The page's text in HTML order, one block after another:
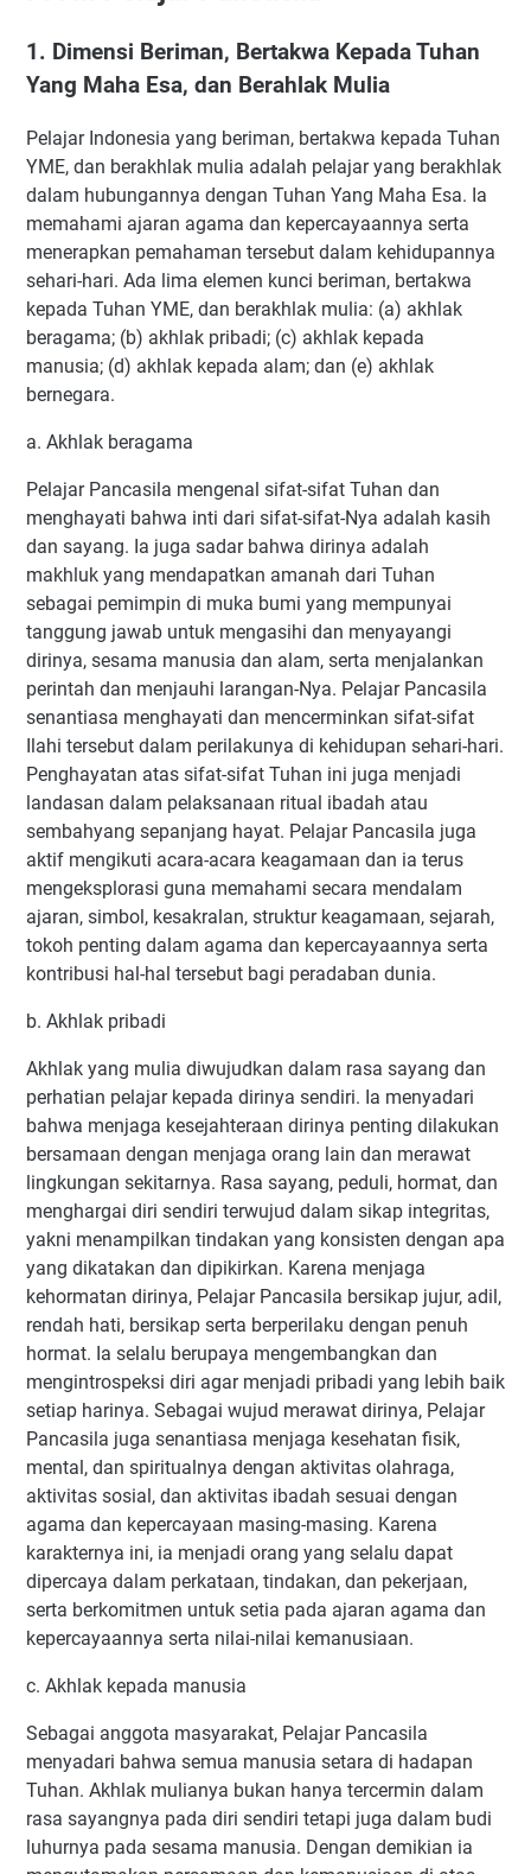
1. Dimensi Beriman, Bertakwa Kepada Tuhan
Yang Maha Esa, dan Berahlak Mulia
Pelajar Indonesia yang beriman, bertakwa kepada Tuhan
YME, dan berakhlak mulia adalah pelajar yang berakhlak
dalam hubungannya dengan Tuhan Yang Maha Esa. Ia
memahami ajaran agama dan kepercayaannya serta
menerapkan pemahaman tersebut dalam kehidupannya
sehari-hari. Ada lima elemen kunci beriman, bertakwa
kepada Tuhan YME, dan berakhlak mulia: (a) akhlak
beragama; (b) akhlak pribadi; (c) akhlak kepada
manusia; (d) akhlak kepada alam; dan (e) akhlak
bernegara.
a. Akhlak beragama
Pelajar Pancasila mengenal sifat-sifat Tuhan dan
menghayati bahwa inti dari sifat-sifat-Nya adalah kasih
dan sayang. Ia juga sadar bahwa dirinya adalah
makhluk yang mendapatkan amanah dari Tuhan
sebagai pemimpin di muka bumi yang mempunyai
tanggung jawab untuk mengasihi dan menyayangi
dirinya, sesama manusia dan alam, serta menjalankan
perintah dan menjauhi larangan-Nya. Pelajar Pancasila
senantiasa menghayati dan mencerminkan sifat-sifat
Ilahi tersebut dalam perilakunya di kehidupan sehari-hari.
Penghayatan atas sifat-sifat Tuhan ini juga menjadi
landasan dalam pelaksanaan ritual ibadah atau
sembahyang sepanjang hayat. Pelajar Pancasila juga
aktif mengikuti acara-acara keagamaan dan ia terus
mengeksplorasi guna memahami secara mendalam
ajaran, simbol, kesakralan, struktur keagamaan, sejarah,
tokoh penting dalam agama dan kepercayaannya serta
kontribusi hal-hal tersebut bagi peradaban dunia.
b. Akhlak pribadi
Akhlak yang mulia diwujudkan dalam rasa sayang dan
perhatian pelajar kepada dirinya sendiri. Ia menyadari
bahwa menjaga kesejahteraan dirinya penting dilakukan
bersamaan dengan menjaga orang lain dan merawat
lingkungan sekitarnya. Rasa sayang, peduli, hormat, dan
menghargai diri sendiri terwujud dalam sikap integritas,
yakni menampilkan tindakan yang konsisten dengan apa
yang dikatakan dan dipikirkan. Karena menjaga
kehormatan dirinya, Pelajar Pancasila bersikap jujur, adil,
rendah hati, bersikap serta berperilaku dengan penuh
hormat. Ia selalu berupaya mengembangkan dan
mengintrospeksi diri agar menjadi pribadi yang lebih baik
setiap harinya. Sebagai wujud merawat dirinya, Pelajar
Pancasila juga senantiasa menjaga kesehatan fisik,
mental, dan spiritualnya dengan aktivitas olahraga,
aktivitas sosial, dan aktivitas ibadah sesuai dengan
agama dan kepercayaan masing-masing. Karena
karakternya ini, ia menjadi orang yang selalu dapat
dipercaya dalam perkataan, tindakan, dan pekerjaan,
serta berkomitmen untuk setia pada ajaran agama dan
kepercayaannya serta nilai-nilai kemanusiaan.
c. Akhlak kepada manusia
Sebagai anggota masyarakat, Pelajar Pancasila
menyadari bahwa semua manusia setara di hadapan
Tuhan. Akhlak mulianya bukan hanya tercermin dalam
rasa sayangnya pada diri sendiri tetapi juga dalam budi
luhurnya pada sesama manusia. Dengan demikian ia